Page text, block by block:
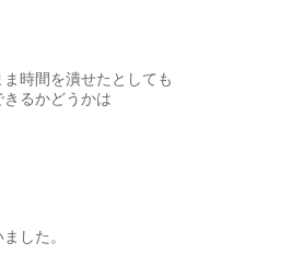
時間を潰せたとしても
るかどうかは
した。